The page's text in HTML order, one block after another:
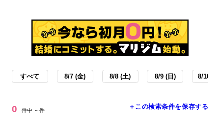
すべて 8/7 (金) 8/8 (土) 8/9 (日) 8/10 (
0 件中 ～件 ＋この検索条件を保存する